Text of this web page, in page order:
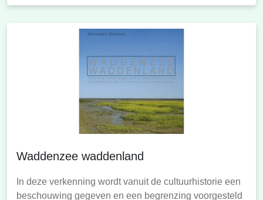
hoofddelen: een verzameling eilanden met een
Waddenzee waddenland
In deze verkenning wordt vanuit de cultuurhistorie een
beschouwing gegeven en een begrenzing voorgesteld